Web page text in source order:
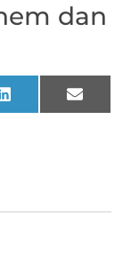
dan
LinkedIn Email